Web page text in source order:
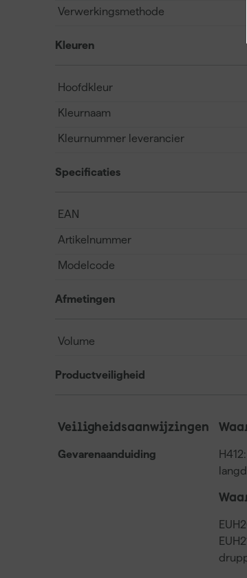
Verwerkingsmethode
Kleuren
Hoofdkleur
Kleurnaam
Kleurnummer leverancier
Specificaties
EAN
Artikelnummer
Modelcode
Afmetingen
Volume
Productveiligheid
Veiligheidsaanwijzingen
Gevarenaanduiding